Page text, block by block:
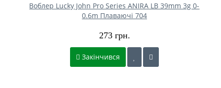
Воблер Lucky John Pro Series ANIRA LB 39mm 3g 0-
0.6m Плаваючі 704
273 грн.
Закінчився